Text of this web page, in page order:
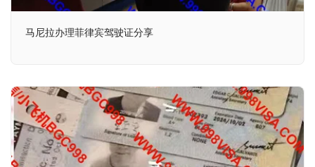
马尼拉办理菲律宾驾驶证分享